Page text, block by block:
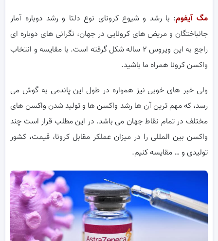
مگ آیفوم: با رشد و شیوع کرونای نوع دلتا و رشد دوباره آمار
جانباختگان و مریض های کرونایی در جهان، نگرانی های دوباره ای
راجع به این ویروس ۲ ساله شکل گرفته است. با مقایسه و انتخاب
واکسن کرونا همراه ما باشید.
ولی خبر های خوبی نیز همواره در طول این پاندمی به گوش می
رسد، که مهم ترین آن ها رشد واکسن ها و تولید شدن واکسن های
مختلف در تمام نقاط جهان می باشد. در این مطلب قرار است چند
واکسن بین المللی را در میزان عملکر مقابل کرونا، قیمت، کشور
تولیدی و … مقایسه کنیم.